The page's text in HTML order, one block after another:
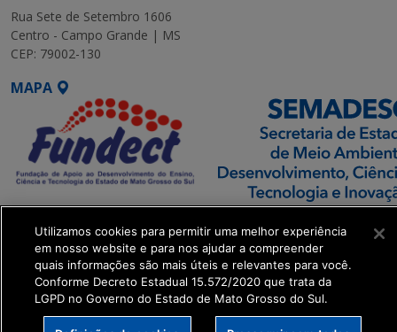
Rua Sete de Setembro 1606
Centro - Campo Grande | MS
CEP: 79002-130
MAPA
SETDIG | Secretaria-
Executiva de
Transformação Digital
get_footer();
Utilizamos cookies para permitir uma melhor experiência
em nosso website e para nos ajudar a compreender
quais informações são mais úteis e relevantes para você.
Conforme Decreto Estadual 15.572/2020 que trata da
LGPD no Governo do Estado de Mato Grosso do Sul.